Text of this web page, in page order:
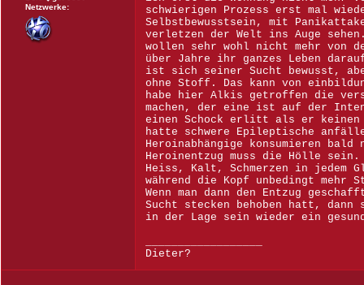
Netzwerke:
schwierigen Prozess erst mal
Selbstbewusstsein, mit
verletzen der Welt ins Auge
wollen sehr wohl nicht mehr von
über Jahre ihr ganzes Leben
ist sich seiner Sucht bewusst,
ohne Stoff. Das kann von
habe hier Alkis getroffen die
machen, der eine ist auf der
einen Schock erlitt als er keinen
hatte schwere Epileptische
Heroinabhängige konsumieren
Heroinentzug muss die Hölle
Heiss, Kalt, Schmerzen in jedem
während die Kopf unbedingt
Wenn man dann den Entzug
Sucht stecken behoben hatt,
in der Lage sein wieder ein
Dieter?